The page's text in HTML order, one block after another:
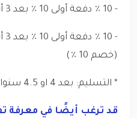
- 10 ٪ دفعة أولى 10 ٪ بعد 3 أشهر والباقي على 8 سنوات
(خصم 10 ٪)
* التسليم: بعد 4 او 4.5 سنوات
قد ترغب أيضًا في معرفة